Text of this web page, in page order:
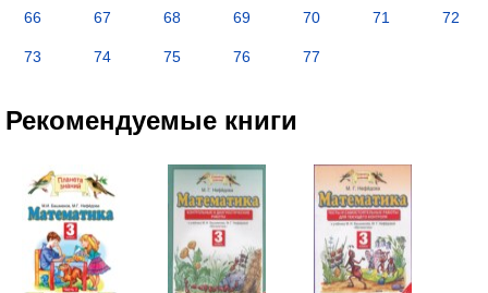
66 67 68 69 70 71 72
73 74 75 76 77
Рекомендуемые книги